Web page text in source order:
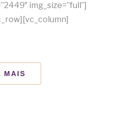
img_size=”full”]
MAIS